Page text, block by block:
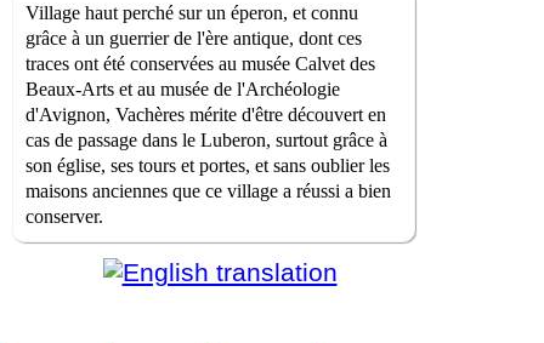
Village haut perché sur un éperon, et connu
grâce à un guerrier de l'ère antique, dont ces
traces ont été conservées au musée Calvet des
Beaux-Arts et au musée de l'Archéologie
d'Avignon, Vachères mérite d'être découvert en
cas de passage dans le Luberon, surtout grâce à
son église, ses tours et portes, et sans oublier les
maisons anciennes que ce village a réussi a bien
conserver.